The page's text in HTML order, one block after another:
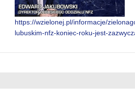
https://wzielonej.pl/informacje/
lubuskim-nfz-koniec-roku-jest-